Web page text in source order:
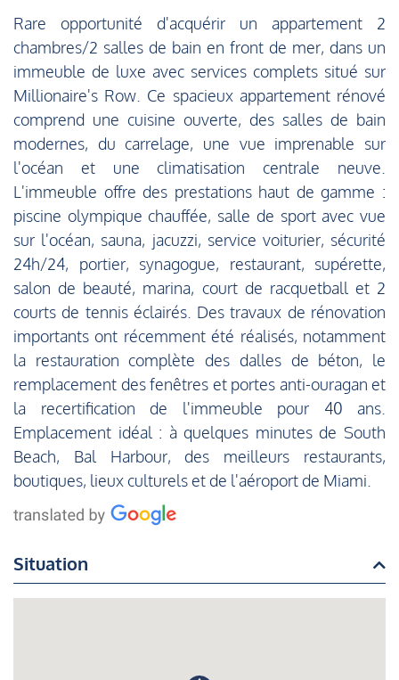
Rare opportunité d'acquérir un appartement 2
chambres/2 salles de bain en front de mer, dans un
immeuble de luxe avec services complets situé sur
Millionaire's Row. Ce spacieux appartement rénové
comprend une cuisine ouverte, des salles de bain
modernes, du carrelage, une vue imprenable sur
l'océan et une climatisation centrale neuve.
L'immeuble offre des prestations haut de gamme :
piscine olympique chauffée, salle de sport avec vue
sur l'océan, sauna, jacuzzi, service voiturier, sécurité
24h/24, portier, synagogue, restaurant, supérette,
salon de beauté, marina, court de racquetball et 2
courts de tennis éclairés. Des travaux de rénovation
importants ont récemment été réalisés, notamment
la restauration complète des dalles de béton, le
remplacement des fenêtres et portes anti-ouragan et
la recertification de l'immeuble pour 40 ans.
Emplacement idéal : à quelques minutes de South
Beach, Bal Harbour, des meilleurs restaurants,
boutiques, lieux culturels et de l'aéroport de Miami.
Situation